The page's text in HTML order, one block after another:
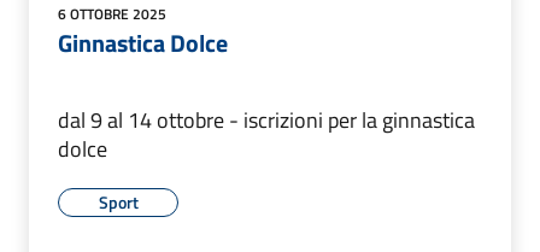
6 OTTOBRE 2025
Ginnastica Dolce
dal 9 al 14 ottobre - iscrizioni per la ginnastica
dolce
Sport